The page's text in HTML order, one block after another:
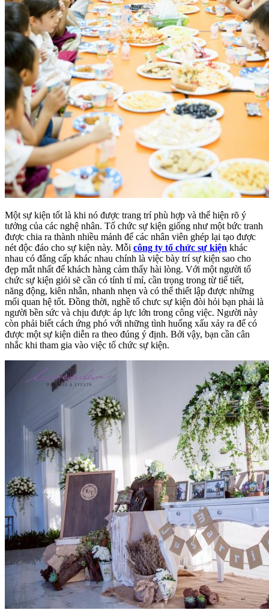
Một sự kiện tốt là khi nó được trang trí phù hợp và thể hiện rõ ý
tưởng của các nghệ nhân. Tổ chức sự kiện giống như một bức tranh
được chia ra thành nhiều mảnh để các nhân viên ghép lại tạo được
nét độc đáo cho sự kiện này. Mỗi công ty tổ chức sự kiện khác
nhau có đẳng cấp khác nhau chính là việc bày trí sự kiện sao cho
đẹp mắt nhất để khách hàng cảm thấy hài lòng. Với một người tổ
chức sự kiện giỏi sẽ cần có tính tỉ mỉ, cần trọng trong từ tiể tiết,
năng động, kiên nhẫn, nhanh nhẹn và có thể thiết lập được những
mối quan hệ tốt. Đồng thời, nghề tổ chưc sự kiện đòi hỏi bạn phải là
người bền sức và chịu được áp lực lớn trong công việc. Người này
còn phải biết cách ứng phó với những tình huống xấu xảy ra để có
được một sự kiện diễn ra theo đúng ý định. Bởi vậy, bạn cần cân
nhắc khi tham gia vào việc tổ chức sự kiện.